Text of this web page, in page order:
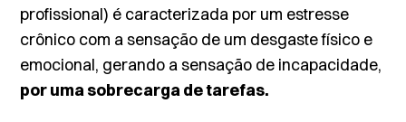
profissional) é caracterizada por um estresse
crônico com a sensação de um desgaste físico e
emocional, gerando a sensação de incapacidade,
por uma sobrecarga de tarefas.